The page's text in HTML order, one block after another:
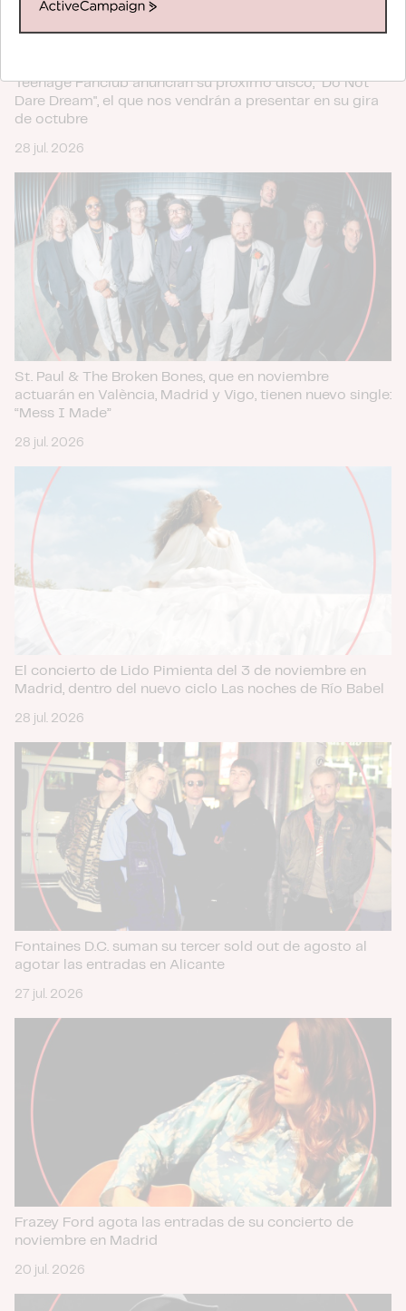
el contenido y los anuncios, ofrecer funciones de redes
web, quienes pueden combinarla con otra información
que les haya proporcionado o que hayan recopilado a
Teenage Fanclub anuncian su próximo disco, "Do Not
Dare Dream", el que nos vendrán a presentar en su gira
de octubre
28 jul. 2026
St. Paul & The Broken Bones, que en noviembre
actuarán en València, Madrid y Vigo, tienen nuevo single:
“Mess I Made”
28 jul. 2026
El concierto de Lido Pimienta del 3 de noviembre en
Madrid, dentro del nuevo ciclo Las noches de Río Babel
28 jul. 2026
Fontaines D.C. suman su tercer sold out de agosto al
agotar las entradas en Alicante
27 jul. 2026
Frazey Ford agota las entradas de su concierto de
noviembre en Madrid
20 jul. 2026
ActiveCampaign